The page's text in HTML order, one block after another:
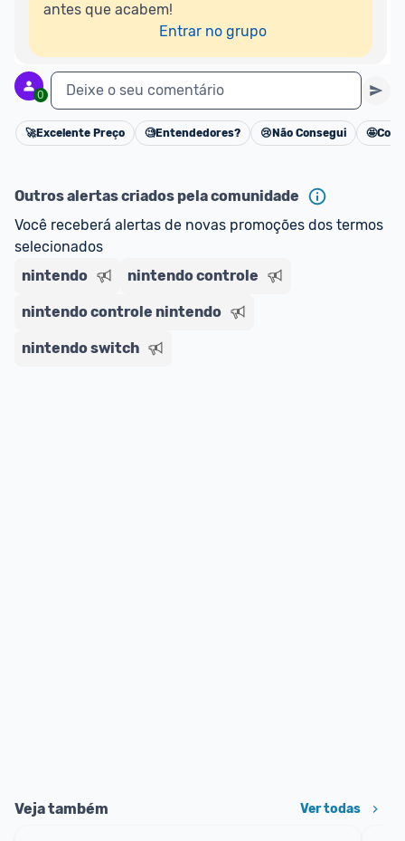
antes que acabem!
Entrar no grupo
0 Deixe o seu comentário
Cancelar
🚀Excelente Preço 🧐Entendedores? 😢 Não Consegui 🤩
Outros alertas criados pela comunidade
Você receberá alertas de novas promoções dos termos
selecionados
nintendo
nintendo controle
nintendo controle nintendo
nintendo switch
Veja também Ver todas